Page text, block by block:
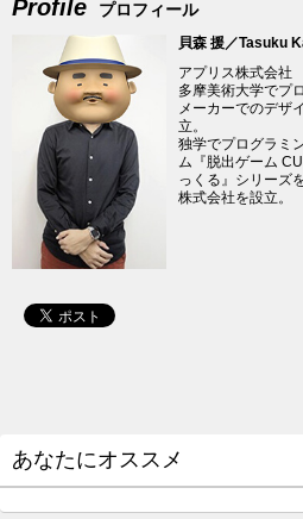
Profile プロフィール
貝森 援／Tasuku
アプリス株式会社
多摩美術大学でプ
メーカーでのデザ
立。
独学でプログラミ
ム『脱出ゲーム
っくる』シリーズ
株式会社を設立。
あなたにオススメ